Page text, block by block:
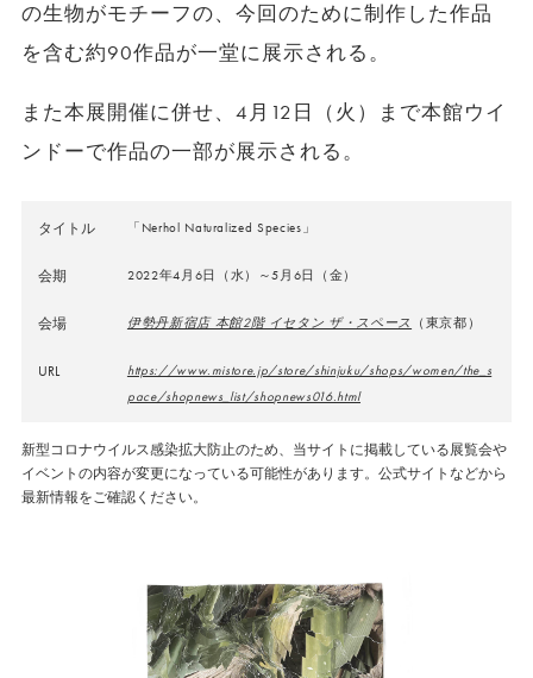
の生物がモチーフの、今回のために制作した作品
を含む約90作品が一堂に展示される。
また本展開催に併せ、4月12日（火）まで本館ウイ
ンドーで作品の一部が展示される。
タイトル 「Nerhol Naturalized Species」
会期 2022年4月6日（水）～5月6日（金）
会場 伊勢丹新宿店 本館2階 イセタン ザ・スペース （東京都）
URL
https://www.mistore.jp/store/shinjuku/shops/women/the_s
pace/shopnews_list/shopnews016.html
新型コロナウイルス感染拡大防止のため、当サイトに掲載している展覧会や
イベントの内容が変更になっている可能性があります。公式サイトなどから
最新情報をご確認ください。